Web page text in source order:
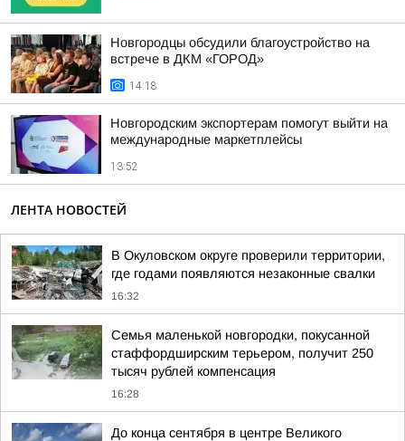
Новгородцы обсудили благоустройство на
встрече в ДКМ «ГОРОД»
14:18
Новгородским экспортерам помогут выйти на
международные маркетплейсы
13:52
ЛЕНТА НОВОСТЕЙ
В Окуловском округе проверили территории,
где годами появляются незаконные свалки
16:32
Семья маленькой новгородки, покусанной
стаффордширским терьером, получит 250
тысяч рублей компенсация
16:28
До конца сентября в центре Великого